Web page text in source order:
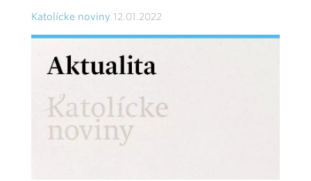
Katolícke noviny 12.01.2022